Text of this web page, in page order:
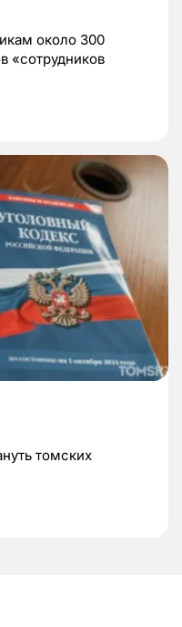
около 300
«сотрудников
томских